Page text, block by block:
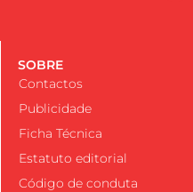
SOBRE
Contactos
Publicidade
Ficha Técnica
Estatuto editorial
Código de conduta